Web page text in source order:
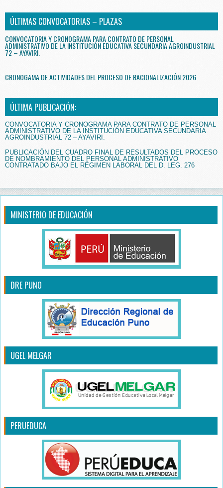
ÚLTIMAS CONVOCATORIAS – PLAZAS
CONVOCATORIA Y CRONOGRAMA PARA CONTRATO DE PERSONAL
ADMINISTRATIVO DE LA INSTITUCIÓN EDUCATIVA SECUNDARIA AGROINDUSTRIAL
72 – AYAVIRI.
CRONOGAMA DE ACTIVIDADES DEL PROCESO DE RACIONALIZACIÓN 2026
ÚLTIMA PUBLICACIÓN:
CONVOCATORIA Y CRONOGRAMA PARA CONTRATO DE PERSONAL
ADMINISTRATIVO DE LA INSTITUCIÓN EDUCATIVA SECUNDARIA
AGROINDUSTRIAL 72 – AYAVIRI.
PUBLICACIÓN DEL CUADRO FINAL DE RESULTADOS DEL PROCESO
DE NOMBRAMIENTO DEL PERSONAL ADMINISTRATIVO
CONTRATADO BAJO EL RÉGIMEN LABORAL DEL D. LEG. 276
MINISTERIO DE EDUCACIÓN
DRE PUNO
UGEL MELGAR
PERUEDUCA